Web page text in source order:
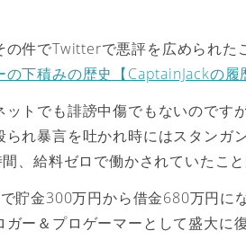
の件でTwitterで悪評を広められた
下積みの歴史【CaptainJackの履
ットでも誹謗中傷でもないのです
られ暴言を吐かれ時にはスタンガ
、給料ゼロで働かされていた こ
貯金300万円から借金680万円に
ガー＆プロゲーマーとして盛大に